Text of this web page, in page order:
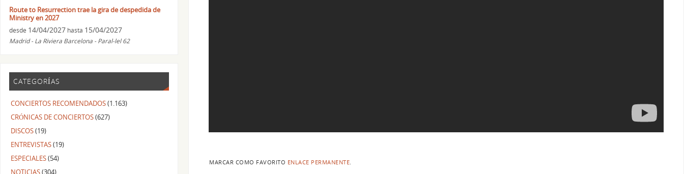
MARCAR COMO FAVORITO ENLACE PERMANENTE
Route to Resurrection trae la gira de despedida de
Ministry en 2027
desde 14/04/2027 hasta 15/04/2027
Madrid - La Riviera Barcelona - Paral-lel 62
CATEGORÍAS
CONCIERTOS RECOMENDADOS(1.163)
CRÓNICAS DE CONCIERTOS(627)
DISCOS(19)
ENTREVISTAS(19)
ESPECIALES(54)
NOTICIAS(304)